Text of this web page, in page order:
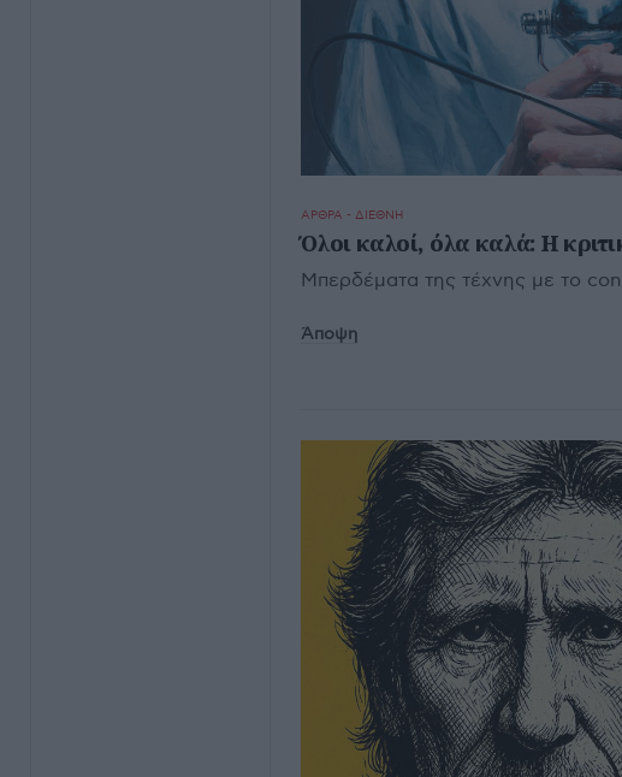
ΑΡΘΡΑ - ΔΙΕΘΝΗ
Όλοι καλοί, όλα καλά: Η
Μπερδέματα της τέχνης με το
Άποψη